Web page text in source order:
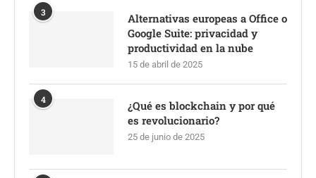
3
Alternativas europeas a Office o
Google Suite: privacidad y
productividad en la nube
15 de abril de 2025
4
¿Qué es blockchain y por qué
es revolucionario?
25 de junio de 2025